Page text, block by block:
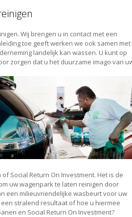
Wij brengen u in contact met een
toe geeft werken we ook samen met
landelijk kan wassen. U kunt op
zorgen dat u het duurzame imago van
Social Return On Investment. Het is de
uw wagenpark te laten reinigen door
een milieuvriendelijke wasbeurt voor uw
stralend resultaat of hoe u hiermee
en Social Return On Investment?